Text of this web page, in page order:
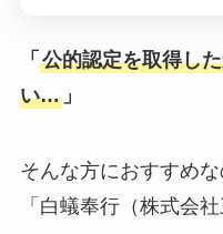
「 公的認定を取得し
い…」
そんな方におすすめ
「白蟻奉行（株式会